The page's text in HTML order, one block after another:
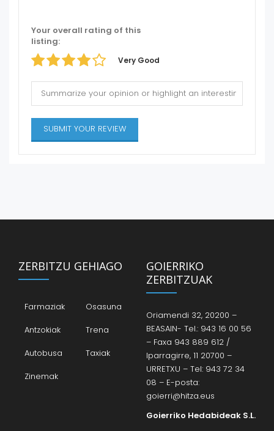
Your overall rating of this
listing:
Very Good
ZERBITZU GEHIAGO
Farmaziak
Osasuna
Antzokiak
Trena
Autobusa
Taxiak
Zinemak
GOIERRIKO
ZERBITZUAK
Oriamendi 32, 20200 –
BEASAIN- Tel.: 943 16 00 56
– Faxa 943 889 612 /
Iparragirre, 11 20700 –
URRETXU – Tel: 943 72 34
08 – E-posta:
goierri@hitza.eus
Goierriko Hedabideak S.L.